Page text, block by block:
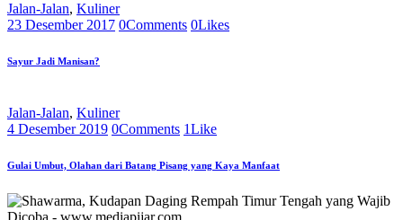
Jalan-Jalan, Kuliner
23 Desember 2017 0Comments 0Likes
Sayur Jadi Manisan?
Jalan-Jalan, Kuliner
4 Desember 2019 0Comments 1Like
Gulai Umbut, Olahan dari Batang Pisang yang Kaya Manfaat